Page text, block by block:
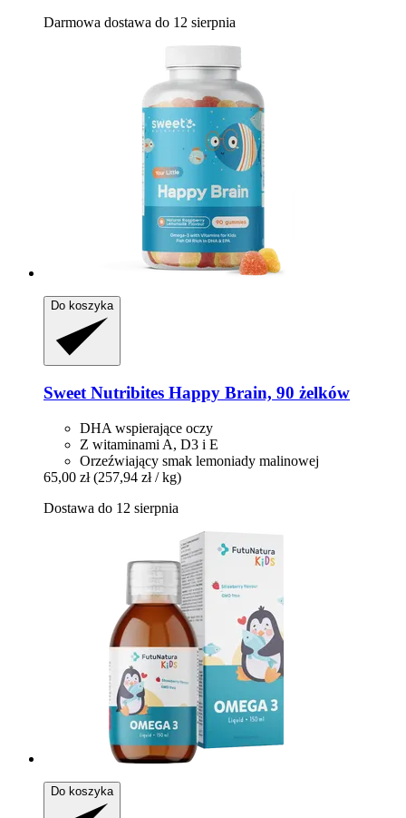
Darmowa dostawa do 12 sierpnia
Do koszyka
Sweet Nutribites Happy Brain, 90 żelków
DHA wspierające oczy
Z witaminami A, D3 i E
Orzeźwiający smak lemoniady malinowej
65,00 zł (257,94 zł / kg)
Dostawa do 12 sierpnia
Do koszyka